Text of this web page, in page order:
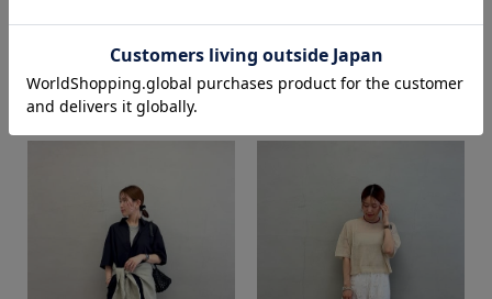
商品タイプ
通常商品 予約商品
SUPER SHOP 鳥取店
158cm
mai
SUPER SHOP 鳥取店